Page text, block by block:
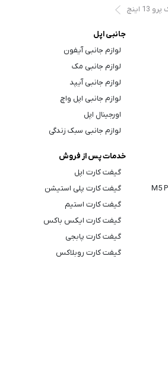
اینچ
جانبی اپل
لوازم جانبی آیفون
لوازم جانبی مک
لوازم جانبی آیپد
لوازم جانبی اپل واچ
اورجینال اپل
لوازم جانبی سبک زندگی
خدمات پس از فروش
گیفت کارت اپل
گیفت کارت پلی استیشن
گیفت کارت استیم
گیفت کارت ایکس باکس
گیفت کارت پابجی
گیفت کارت روبلاکس